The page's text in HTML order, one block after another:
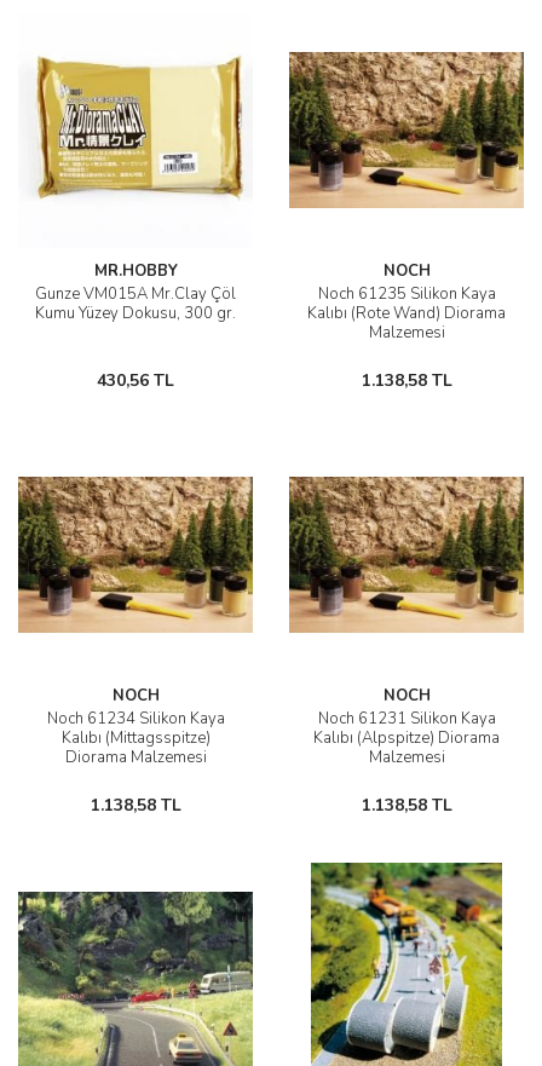
MR.HOBBY
Gunze VM015A Mr.Clay Çöl
Kumu Yüzey Dokusu, 300 gr.
430,56 TL
NOCH
Noch 61235 Silikon Kaya
Kalıbı (Rote Wand) Diorama
Malzemesi
1.138,58 TL
NOCH
Noch 61234 Silikon Kaya
Kalıbı (Mittagsspitze)
Diorama Malzemesi
1.138,58 TL
NOCH
Noch 61231 Silikon Kaya
Kalıbı (Alpspitze) Diorama
Malzemesi
1.138,58 TL